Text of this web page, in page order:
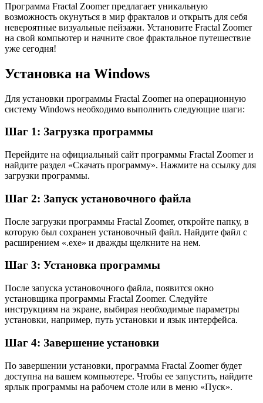
Программа Fractal Zoomer предлагает уникальную
возможность окунуться в мир фракталов и открыть для себя
невероятные визуальные пейзажи. Установите Fractal Zoomer
на свой компьютер и начните свое фрактальное путешествие
уже сегодня!
Установка на Windows
Для установки программы Fractal Zoomer на операционную
систему Windows необходимо выполнить следующие шаги:
Шаг 1: Загрузка программы
Перейдите на официальный сайт программы Fractal Zoomer и
найдите раздел «Скачать программу». Нажмите на ссылку для
загрузки программы.
Шаг 2: Запуск установочного файла
После загрузки программы Fractal Zoomer, откройте папку, в
которую был сохранен установочный файл. Найдите файл с
расширением «.exe» и дважды щелкните на нем.
Шаг 3: Установка программы
После запуска установочного файла, появится окно
установщика программы Fractal Zoomer. Следуйте
инструкциям на экране, выбирая необходимые параметры
установки, например, путь установки и язык интерфейса.
Шаг 4: Завершение установки
По завершении установки, программа Fractal Zoomer будет
доступна на вашем компьютере. Чтобы ее запустить, найдите
ярлык программы на рабочем столе или в меню «Пуск».